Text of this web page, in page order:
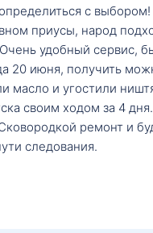
с
приусы, народ
удобный сервис,
20 июня, получить
масло и угостили
своим ходом за 4
ремонт и
следования.